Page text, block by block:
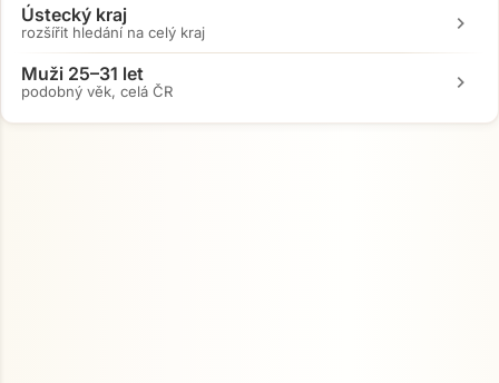
Ústecký kraj
rozšířit hledání na celý kraj chevron_right
Muži 25–31 let
podobný věk, celá ČR chevron_right